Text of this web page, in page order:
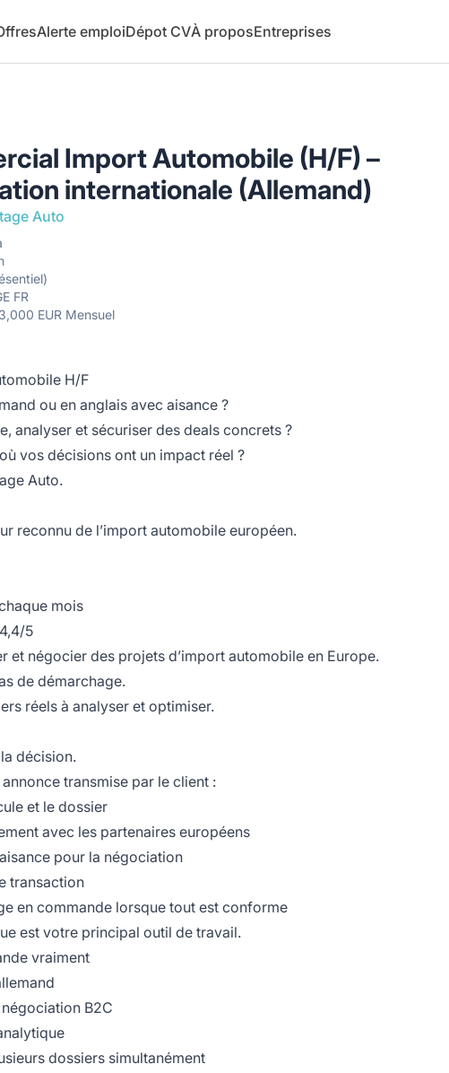
Alerte emploiDépot CVÀ proposEntreprises
Import Automobile (H/F) –
internationale (Allemand)
Auto
FR
EUR Mensuel
H/F
ou en anglais avec aisance ?
analyser et sécuriser des deals concrets ?
vos décisions ont un impact réel ?
Auto.
reconnu de l’import automobile européen.
mois
5
et négocier des projets d’import automobile en Europe.
de démarchage.
réels à analyser et optimiser.
décision.
transmise par le client :
et le dossier
avec les partenaires européens
pour la négociation
transaction
en commande lorsque tout est conforme
est votre principal outil de travail.
vraiment
B2C
dossiers simultanément